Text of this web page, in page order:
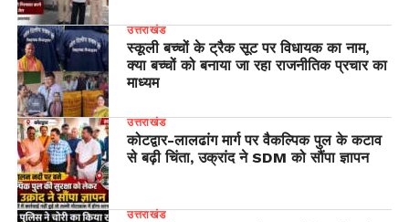
उत्तराखंड
स्कूली बच्चों के ट्रैक सूट पर विधायक का नाम,
क्या बच्चों को बनाया जा रहा राजनीतिक प्रचार का
माध्यम
उत्तराखंड
​कोटद्वार-लालढांग मार्ग पर वैकल्पिक पुल के कटाव
से बढ़ी चिंता, उक्रांद ने SDM को सौंपा ज्ञापन
उत्तराखंड